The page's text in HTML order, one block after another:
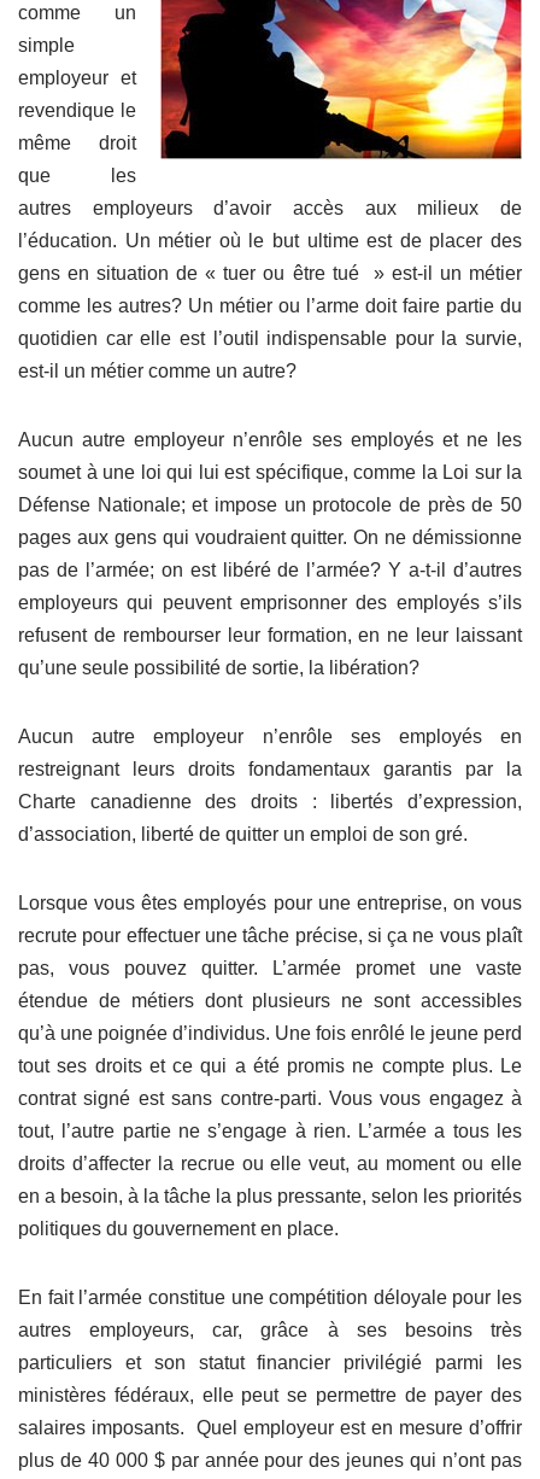
comme un
simple
employeur et
revendique le
même droit
que les
autres employeurs d’avoir accès aux milieux de
l’éducation. Un métier où le but ultime est de placer des
gens en situation de « tuer ou être tué » est-il un métier
comme les autres? Un métier ou l’arme doit faire partie du
quotidien car elle est l’outil indispensable pour la survie,
est-il un métier comme un autre?
Aucun autre employeur n’enrôle ses employés et ne les
soumet à une loi qui lui est spécifique, comme la Loi sur la
Défense Nationale; et impose un protocole de près de 50
pages aux gens qui voudraient quitter. On ne démissionne
pas de l’armée; on est libéré de l’armée? Y a-t-il d’autres
employeurs qui peuvent emprisonner des employés s’ils
refusent de rembourser leur formation, en ne leur laissant
qu’une seule possibilité de sortie, la libération?
Aucun autre employeur n’enrôle ses employés en
restreignant leurs droits fondamentaux garantis par la
Charte canadienne des droits : libertés d’expression,
d’association, liberté de quitter un emploi de son gré.
Lorsque vous êtes employés pour une entreprise, on vous
recrute pour effectuer une tâche précise, si ça ne vous plaît
pas, vous pouvez quitter. L’armée promet une vaste
étendue de métiers dont plusieurs ne sont accessibles
qu’à une poignée d’individus. Une fois enrôlé le jeune perd
tout ses droits et ce qui a été promis ne compte plus. Le
contrat signé est sans contre-parti. Vous vous engagez à
tout, l’autre partie ne s’engage à rien. L’armée a tous les
droits d’affecter la recrue ou elle veut, au moment ou elle
en a besoin, à la tâche la plus pressante, selon les priorités
politiques du gouvernement en place.
En fait l’armée constitue une compétition déloyale pour les
autres employeurs, car, grâce à ses besoins très
particuliers et son statut financier privilégié parmi les
ministères fédéraux, elle peut se permettre de payer des
salaires imposants. Quel employeur est en mesure d’offrir
plus de 40 000 $ par année pour des jeunes qui n’ont pas